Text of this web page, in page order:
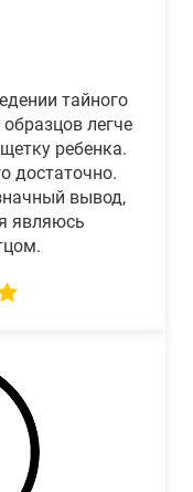
тайного
легче
ребенка.
достаточно.
вывод,
являюсь